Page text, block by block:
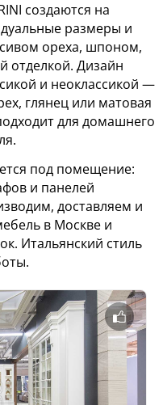
создаются на
размеры и
ореха, шпоном,
отделкой. Дизайн
и неоклассикой —
глянец или матовая
для домашнего
под помещение:
и панелей
доставляем и
в Москве и
Итальянский стиль